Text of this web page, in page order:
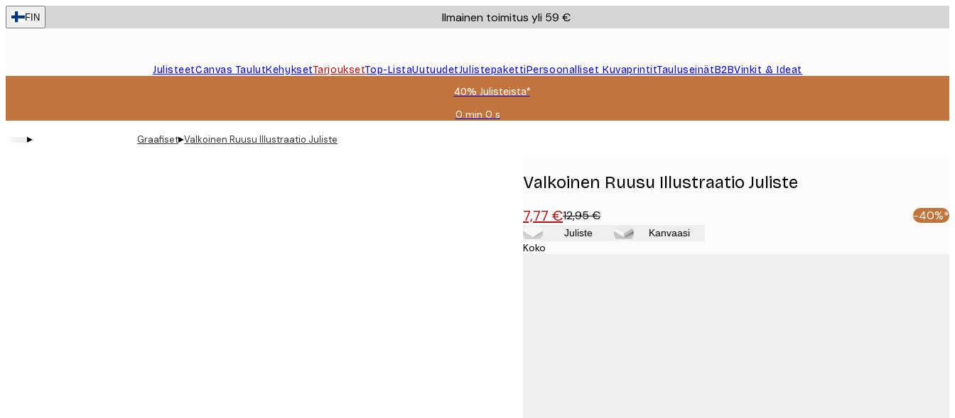
Skip
to
FIN Ilmainen toimitus yli 59 €
JulisteetCanvas TaulutKehyksetTarjouksetTop-ListaUutuudetJulistepakettiPersoonalliset KuvaprintitTauluseinätB2BVinkit & Ideat
40% Julisteista*
0 min 0 s
Voimassa
▸ Graafiset▸Valkoinen Ruusu Illustraatio Juliste
Valkoinen Ruusu Illustraatio Juliste
7,77 €12,95 € -40%*
Juliste Kanvaasi
Koko